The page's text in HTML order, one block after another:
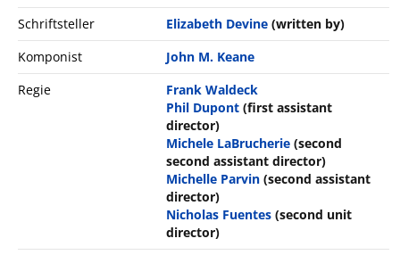
Schriftsteller
Elizabeth Devine (written by)
Komponist
John M. Keane
Regie
Frank Waldeck
Phil Dupont (first assistant
director)
Michele LaBrucherie (second
second assistant director)
Michelle Parvin (second assistant
director)
Nicholas Fuentes (second unit
director)